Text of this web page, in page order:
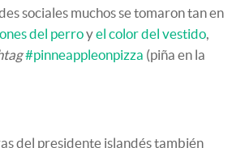
sociales muchos se tomaron tan en
del perroyel color del vestido
#pinneappleonpizza (piña en la
del presidente islandés también